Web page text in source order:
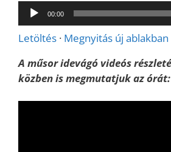
Audió
lejátszó
00:00
Letöltés · Megnyitás új ablakban
A műsor idevágó videós
közben is megmutatjuk az órát: